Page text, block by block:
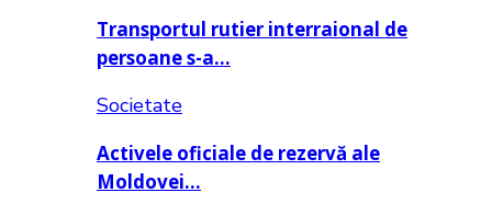
Transportul rutier interraional de
persoane s-a…
Societate
Activele oficiale de rezervă ale
Moldovei…